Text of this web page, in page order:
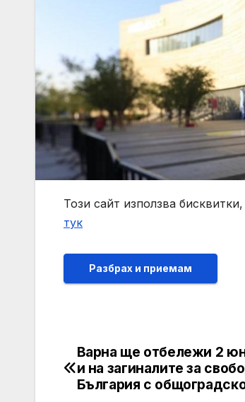
Този сайт използва
тук
Разбрах и приемам
Post
navigation
Варна ще отбележи 2
и на загиналите за
България с